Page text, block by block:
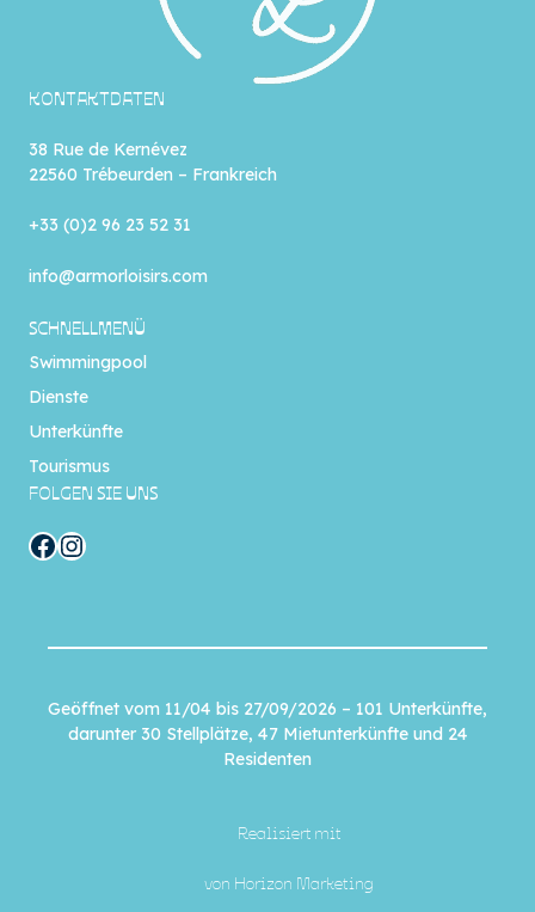
KONTAKTDATEN
38 Rue de Kernévez
22560 Trébeurden – Frankreich
+33 (0)2 96 23 52 31
info@armorloisirs.com
SCHNELLMENÜ
Swimmingpool
Dienste
Unterkünfte
Tourismus
FOLGEN SIE UNS
Facebook Instagram
Geöffnet vom 11/04 bis 27/09/2026 – 101 Unterkünfte,
darunter 30 Stellplätze, 47 Mietunterkünfte und 24
Residenten
Realisiert mit
von Horizon Marketing